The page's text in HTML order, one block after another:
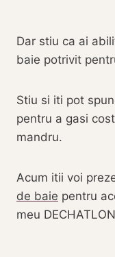
Dar stiu ca ai
baie potrivit
Stiu si iti pot
pentru a gasi
mandru.
Acum itii voi
de baie pentru
meu